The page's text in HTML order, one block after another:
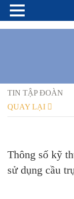
TIN TẬP ĐOÀN
QUAY LẠI
Thông số kỹ
sử dụng cầu